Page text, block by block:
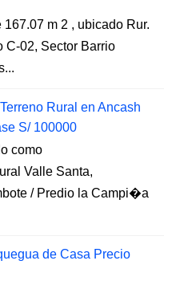
m 2 , ubicado Rur.
C-02, Sector Barrio
Rural en Ancash
S/ 100000
como
Valle Santa,
/ Predio la Campi�a
de Casa Precio